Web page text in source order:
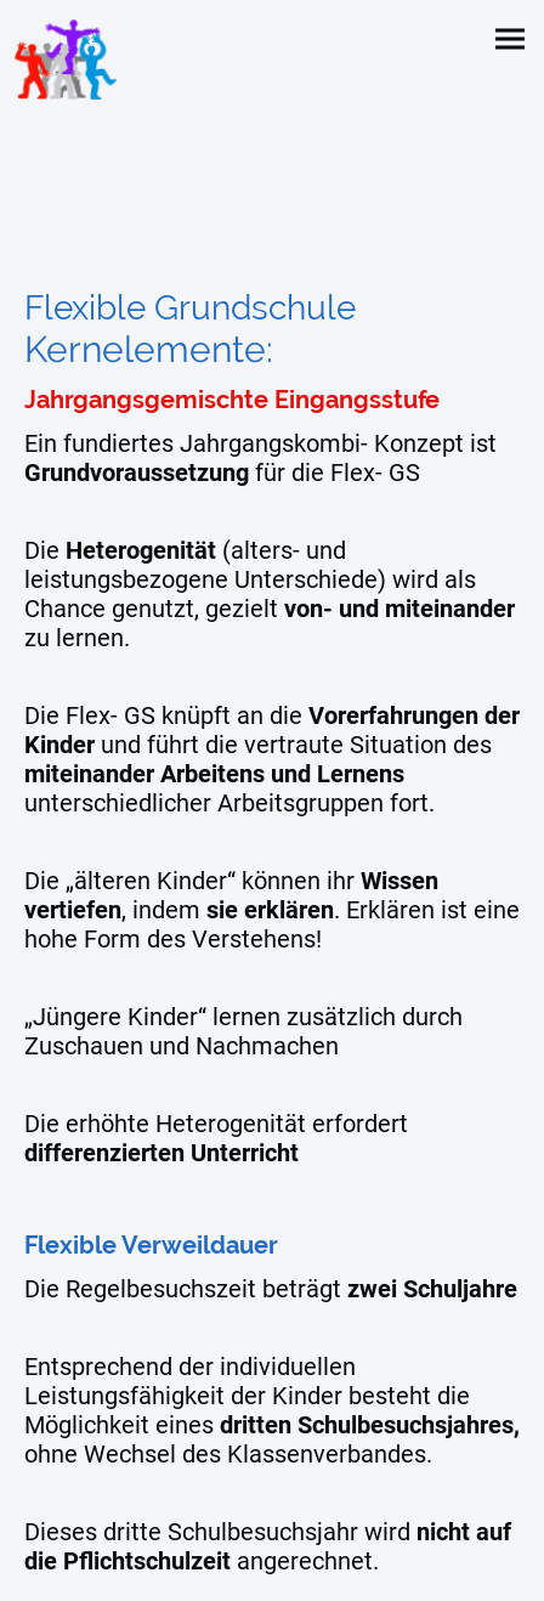
Flexible Grundschule
Kernelemente:
Jahrgangsgemischte Eingangsstufe
Ein fundiertes Jahrgangskombi- Konzept ist
Grundvoraussetzung für die Flex- GS
Die Heterogenität (alters- und
leistungsbezogene Unterschiede) wird als
Chance genutzt, gezielt von- und miteinander
zu lernen.
Die Flex- GS knüpft an die Vorerfahrungen der
Kinder und führt die vertraute Situation des
miteinander Arbeitens und Lernens
unterschiedlicher Arbeitsgruppen fort.
Die „älteren Kinder“ können ihr Wissen
vertiefen, indem sie erklären. Erklären ist eine
hohe Form des Verstehens!
„Jüngere Kinder“ lernen zusätzlich durch
Zuschauen und Nachmachen
Die erhöhte Heterogenität erfordert
differenzierten Unterricht
Flexible Verweildauer
Die Regelbesuchszeit beträgt zwei Schuljahre
Entsprechend der individuellen
Leistungsfähigkeit der Kinder besteht die
Möglichkeit eines dritten Schulbesuchsjahres,
ohne Wechsel des Klassenverbandes.
Dieses dritte Schulbesuchsjahr wird nicht auf
die Pflichtschulzeit angerechnet.